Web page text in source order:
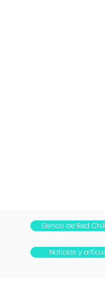
Elenco de Red
Noticias y